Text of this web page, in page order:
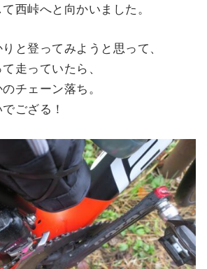
西峠へと向かいました。
と登ってみようと思って、
走っていたら、
チェーン落ち。
ござる！